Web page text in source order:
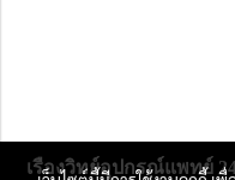
เรืองวิทย์อุปกรณ์แพทย์